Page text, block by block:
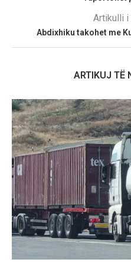
Artikulli i
Abdixhiku takohet me
ARTIKUJ TË